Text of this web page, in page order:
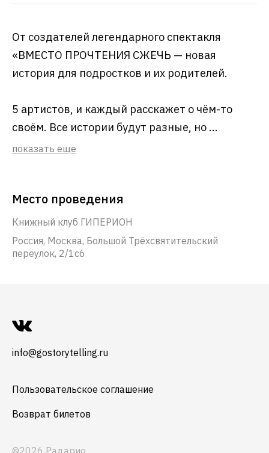
От создателей легендарного спектакля
«ВМЕСТО ПРОЧТЕНИЯ СЖЕЧЬ — новая
история для подростков и их родителей.
5 артистов, и каждый расскажет о чём-то
своём. Все истории будут разные, но ...
показать еще
Место проведения
Книжный клуб ГИПЕРИОН
Россия, Москва, Большой Трёхсвятительский
переулок, 2/1с6
info@gostorytelling.ru
Пользовательское соглашение
Возврат билетов
©2026 Радарио